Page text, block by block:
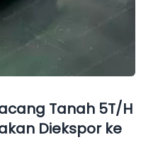
Tanah 5T/H
Diekspor ke